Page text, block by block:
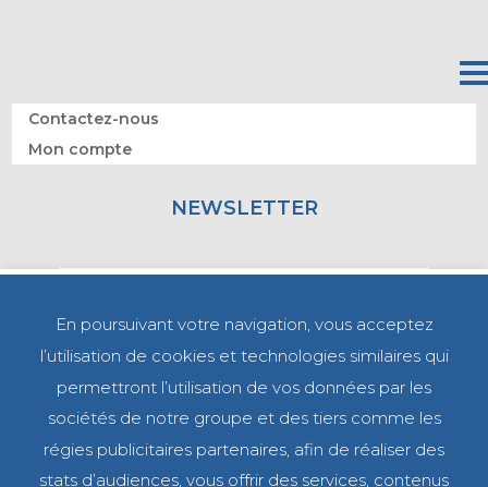
Contactez-nous
Mon compte
NEWSLETTER
En poursuivant votre navigation, vous acceptez
l’utilisation de cookies et technologies similaires qui
permettront l’utilisation de vos données par les
sociétés de notre groupe et des tiers comme les
régies publicitaires partenaires, afin de réaliser des
stats d’audiences, vous offrir des services, contenus